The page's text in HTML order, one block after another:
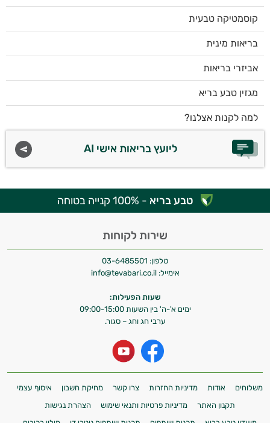
קוסמטיקה טבעית
בריאות מינית
אביזרי בריאות
מגזין טבע בריא
למה לקנות אצלנו?
ליועץ בריאות אישי AI
טבע בריא - 100% קנייה בטוחה
שירות לקוחות
טלפון: 03-6485501
אימייל: info@tevabari.co.il
שעות הפעילות:
ימים א'-ה' בין השעות 09:00-15:00
ערבי חג וחג – סגור.
משלוחים אודות מדיניות החזרות צרו קשר מחיקת חשבון
איסוף עצמי
תקנון האתר
מדיניות פרטיות ותנאי שימוש
הצהרת נגישות